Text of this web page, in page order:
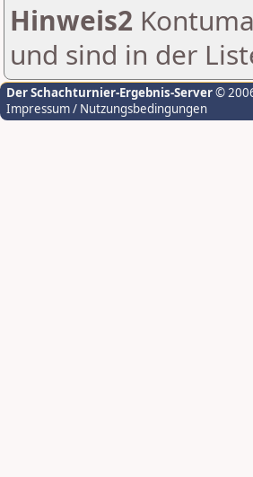
Hinweis2
und sind in der
Der Schachturnier-Ergebnis-Server©
Impressum / Nutzungsbedingungen